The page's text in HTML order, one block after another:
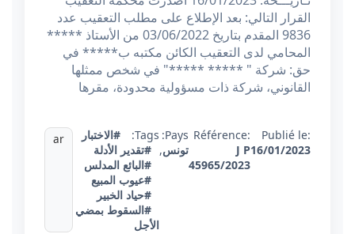
القرار التالي: بعد الإطلاع على مطلب التعقيب عدد
9836 المقدم بتاريخ 03/06/2022 من الأستاذ *****
المحامي لدى التعقيب الكائن مكتبه ب***** في
حق: شركة " ***** *****" في شخص ممثلها
القانوني، شركة ذات مسؤولية محدودة، مقرها
Publié le:
16/01/2023
Référence:
J P
45965/2023
Pays:
تونس,
Tags:
#الاختبار
#تقدير الأدلة
#البائع المدلس
#عيوب المبيع
#حياد الخبير
#السقوط بمضي
الأجل
ar